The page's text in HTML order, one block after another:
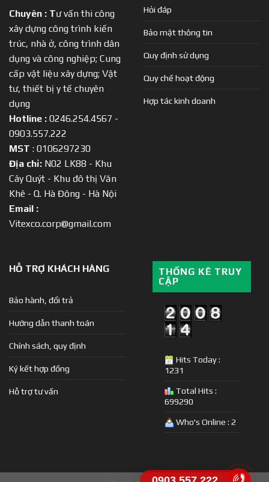
Chuyên : Tư vấn thi công
xây dựng công trình kiến
trúc, nhà ở, công trình dân
dụng và công nghiệp; Cung
cấp vật liệu xây dựng; Vật
tư, thiết bị y tế chuyên
dụng
Hotline : 0246.254.4567 -
0903.557.222
MST : 0106297230
Địa chỉ: N02 LK88 - Khu
Cây Quýt - Khu đô thị Văn
Khê - Q. Hà Đông - Hà Nội
Email :
Vitexco.corp@gmail.com
Hỏi đáp
Bảo mật thông tin
Quy định sử dụng
Quy chế hoạt động
Hợp tác kinh doanh
HỖ TRỢ KHÁCH HÀNG
Bảo hành, đổi trả
Hướng dẫn thanh toán
Chính sách, quy định
Ký kết hợp đồng
Hỗ trợ tư vấn
THỐNG KÊ TRUY
CẬP
Hits Today :
1231
Total Hits :
699290
Who's Online : 2